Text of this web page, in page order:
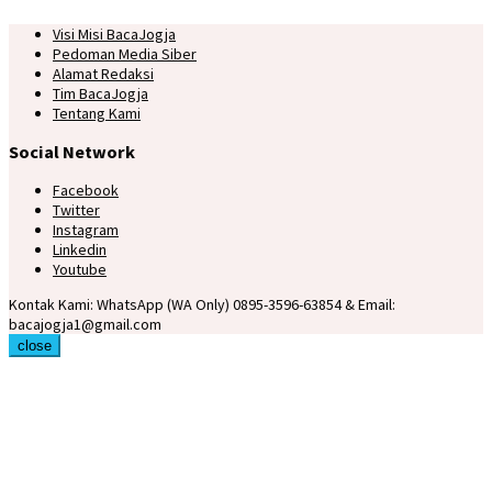
Visi Misi BacaJogja
Pedoman Media Siber
Alamat Redaksi
Tim BacaJogja
Tentang Kami
Social Network
Facebook
Twitter
Instagram
Linkedin
Youtube
Kontak Kami: WhatsApp (WA Only) 0895-3596-63854 & Email:
bacajogja1@gmail.com
close